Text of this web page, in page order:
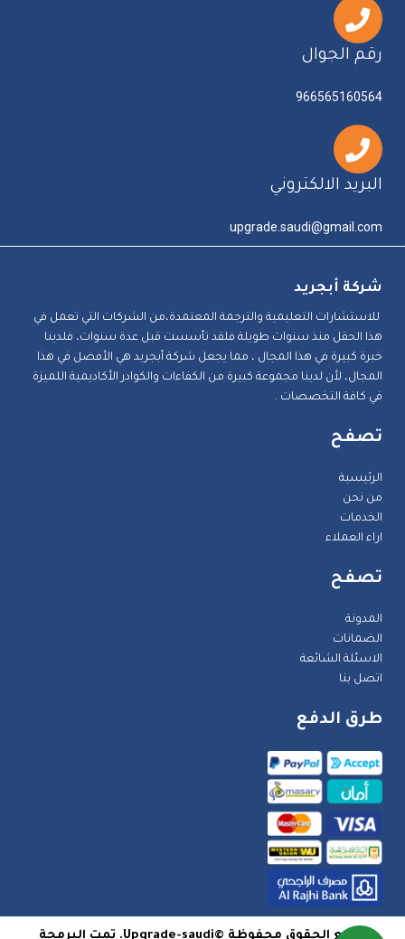
رقم الجوال
966565160564
البريد الالكتروني
upgrade.saudi@gmail.com
شركة أبجريد
للاستشارات التعليمية والترجمة المعتمدة،من الشركات التي تعمل في
هذا الحقل منذ سنوات طويلة فلقد تأسست قبل عدة سنوات، فلدينا
خبرة كبيرة في هذا المجال ، مما يجعل شركة أبجريد هي الأفضل في هذا
المجال، لأن لدينا مجموعة كبيرة من الكفاءات والكوادر الأكاديمية اللميزة
في كافة التخصصات .
تصفح
الرئيسية
من نحن
الخدمات
اراء العملاء
تصفح
المدونة
الضمانات
الاسئلة الشائعة
اتصل بنا
طرق الدفع
جميع الحقوق محفوظة ©Upgrade-saudi. تمت البرمجة